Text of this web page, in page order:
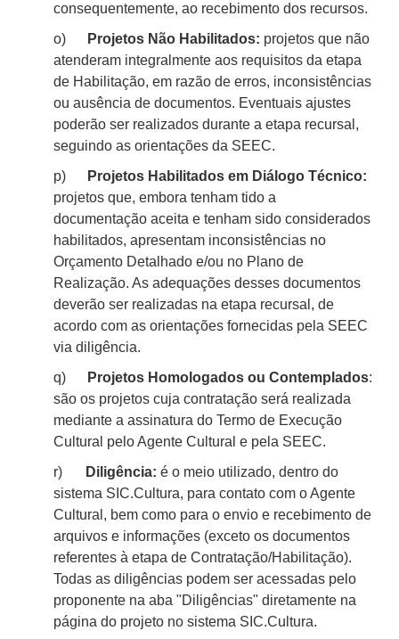
consequentemente, ao recebimento dos recursos.
o)
Projetos Não Habilitados: projetos que não
atenderam integralmente aos requisitos da etapa
de Habilitação, em razão de erros, inconsistências
ou ausência de documentos. Eventuais ajustes
poderão ser realizados durante a etapa recursal,
seguindo as orientações da SEEC.
p)
Projetos Habilitados em Diálogo Técnico:
projetos que, embora tenham tido a
documentação aceita e tenham sido considerados
habilitados, apresentam inconsistências no
Orçamento Detalhado e/ou no Plano de
Realização. As adequações desses documentos
deverão ser realizadas na etapa recursal, de
acordo com as orientações fornecidas pela SEEC
via diligência.
q)
Projetos Homologados ou Contemplados:
são os projetos cuja contratação será realizada
mediante a assinatura do Termo de Execução
Cultural pelo Agente Cultural e pela SEEC.
r)
Diligência: é o meio utilizado, dentro do
sistema SIC.Cultura, para contato com o Agente
Cultural, bem como para o envio e recebimento de
arquivos e informações (exceto os documentos
referentes à etapa de Contratação/Habilitação).
Todas as diligências podem ser acessadas pelo
proponente na aba "Diligências" diretamente na
página do projeto no sistema SIC.Cultura.